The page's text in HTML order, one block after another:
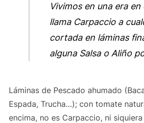
Vivimos en una era en
llama Carpaccio a
cortada en láminas
alguna Salsa o Aliño
Láminas de Pescado ahumado
Espada, Trucha…); con tomate
encima, no es Carpaccio, ni